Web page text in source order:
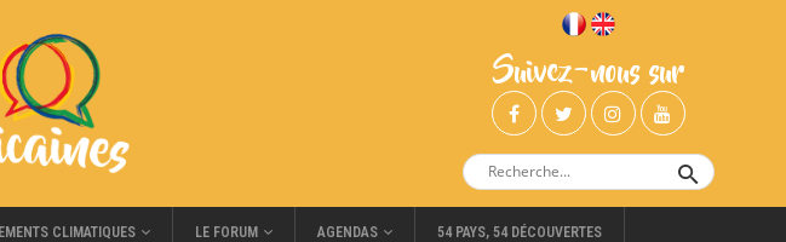
Suivez-nous sur
CLIMATIQUES LE FORUM AGENDAS 54 PAYS, 54 DÉCOUVERTES